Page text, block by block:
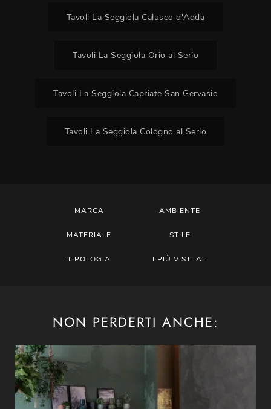
Tavoli La Seggiola Calusco d'Adda
Tavoli La Seggiola Orio al Serio
Tavoli La Seggiola Capriate San Gervasio
Tavoli La Seggiola Cologno al Serio
MARCA AMBIENTE
MATERIALE STILE
TIPOLOGIA I PIÙ VISTI A :
NON PERDERTI ANCHE: